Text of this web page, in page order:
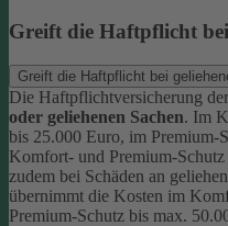
Greift die Haftpflicht bei
Greift die Haftpflicht bei
Die Haftpflichtversicherung
oder geliehenen Sachen. Im
bis 25.000 Euro, im Premium-
Komfort- und Premium-
zudem bei Schäden an
übernimmt die Kosten im
Premium-Schutz bis max.